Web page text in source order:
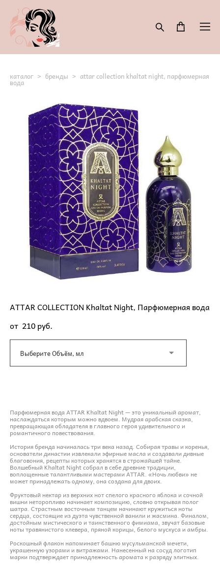
каталог > бренды > attar collection khaltat night, парфюмерная
вода
ATTAR COLLECTION Khaltat Night, Парфюмерная вода
от 210 pуб.
Выберите Объём, мл
Парфюмерная вода ATTAR Khaltat Night — это уникальный аромат,
наслаждаться которым можно вдвоем. Мудрая арабская сказка,
превращающая обладателя в главного героя удивительного и
романтичного повествования.
История бренда начиналась три века назад. Собирая травы и коренья,
основатели династии извлекали эфирные масла и создавали дивные
благовония, рецепты которых хранятся в строжайшей тайне.
Волшебный Khaltat Night собрал в себе древние традиции,
воплощенные талантливыми мастерами ATTAR. «Ночь любви» не
может принадлежать одному, она создана для двоих.
Фруктовый нектар из верхних нот спелого красного яблока и сочной
вишни неторопливо начинает композицию, словно открывая полог
шатра. Страстным восточным танцем начинают кружиться ноты
сердца, состоящие из дуэта чувственной ванили и жасмина. Финалом,
достойным мистического и таинственного фимиама, звучат базовые
ноты травянистого клевера, пряной корицы, белого мускуса и амбры.
Роскошный флакон напоминает башню мусульманской мечети,
украшенную узорами и витражами. Нанесенный на сосуд логотип
марки подтверждает принадлежность аромата к разряду элитных.